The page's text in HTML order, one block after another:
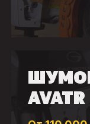
AVATR